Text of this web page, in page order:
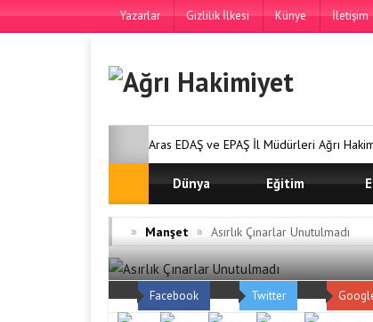
Yazarlar Gizlilik İlkesi Künye İletişim
Aras EDAŞ ve EPAŞ İl Müdürleri Ağrı
Karma Yaşam Projesi’nde Ön Talep
Kürşad Erdoğan’a Teşekkür Ziyareti
KARMA YAŞAM PROJESİ ÖN TALEP
Dünya Eğitim
» Manşet » Asırlık Çınarlar Unutulmadı
Facebook Twitter